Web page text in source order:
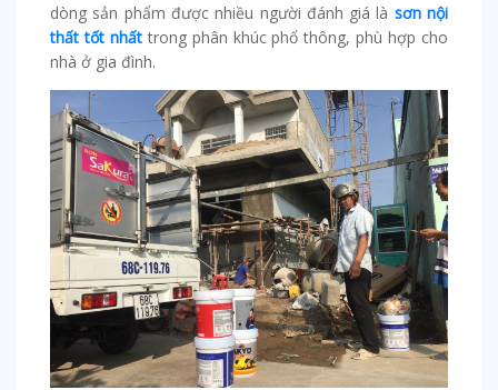
dòng sản phẩm được nhiều người đánh giá là sơn nội
thất tốt nhấttrong phân khúc phổ thông, phù hợp cho
nhà ở gia đình.